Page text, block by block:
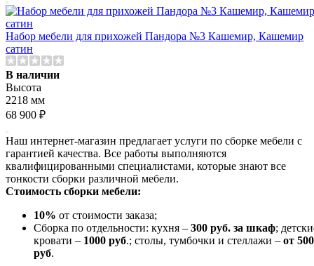
Набор мебели для прихожей Пандора №3 Кашемир, Кашемир
сатин
В наличии
Высота
2218 мм
68 900 ₽
Наш интернет-магазин предлагает услуги по сборке мебели с
гарантией качества. Все работы выполняются
квалифицированными специалистами, которые знают все
тонкости сборки различной мебели.
Стоимость сборки мебели:
10% от стоимости заказа;
Сборка по отдельности: кухня – 300 руб. за шкаф;
кровати – 1000 руб.; столы, тумбочки и стеллажи – от 500
руб.